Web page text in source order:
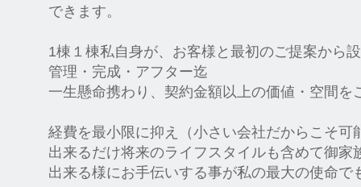
できます。
1棟１棟私自身が、お客様と最初のご提案から
管理・完成・アフター迄
一生懸命携わり、契約金額以上の価値・空間を
経費を最小限に抑え（小さい会社だからこそ可
出来るだけ将来のライフスタイルも含めて御家
出来る様にお手伝いする事が私の最大の使命で